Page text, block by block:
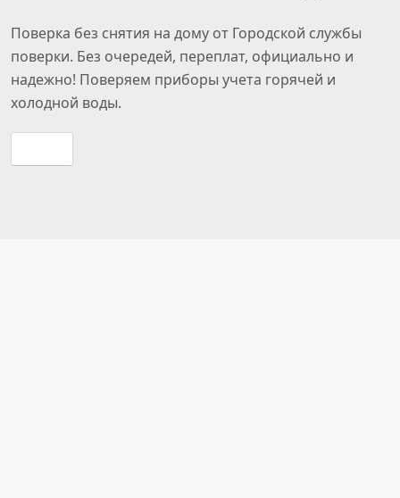
Поверка без снятия на дому от Городской службы
поверки. Без очередей, переплат, официально и
надежно! Поверяем приборы учета горячей и
холодной воды.